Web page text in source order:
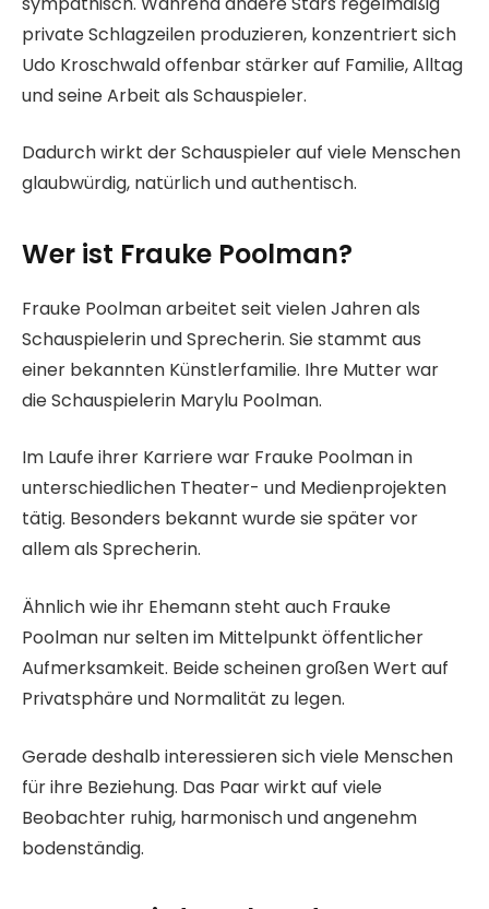
private Schlagzeilen produzieren, konzentriert sich
Udo Kroschwald offenbar stärker auf Familie, Alltag
und seine Arbeit als Schauspieler.
Dadurch wirkt der Schauspieler auf viele Menschen
glaubwürdig, natürlich und authentisch.
Wer ist Frauke Poolman?
Frauke Poolman arbeitet seit vielen Jahren als
Schauspielerin und Sprecherin. Sie stammt aus
einer bekannten Künstlerfamilie. Ihre Mutter war
die Schauspielerin Marylu Poolman.
Im Laufe ihrer Karriere war Frauke Poolman in
unterschiedlichen Theater- und Medienprojekten
tätig. Besonders bekannt wurde sie später vor
allem als Sprecherin.
Ähnlich wie ihr Ehemann steht auch Frauke
Poolman nur selten im Mittelpunkt öffentlicher
Aufmerksamkeit. Beide scheinen großen Wert auf
Privatsphäre und Normalität zu legen.
Gerade deshalb interessieren sich viele Menschen
für ihre Beziehung. Das Paar wirkt auf viele
Beobachter ruhig, harmonisch und angenehm
bodenständig.